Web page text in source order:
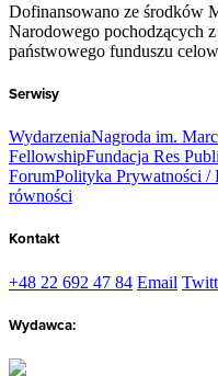
Dofinansowano ze środków
Narodowego pochodzących
państwowego funduszu
Serwisy
WydarzeniaNagroda im.
FellowshipFundacja Res
ForumPolityka Prywatności /
równości
Kontakt
+48 22 692 47 84 Email
Wydawca: